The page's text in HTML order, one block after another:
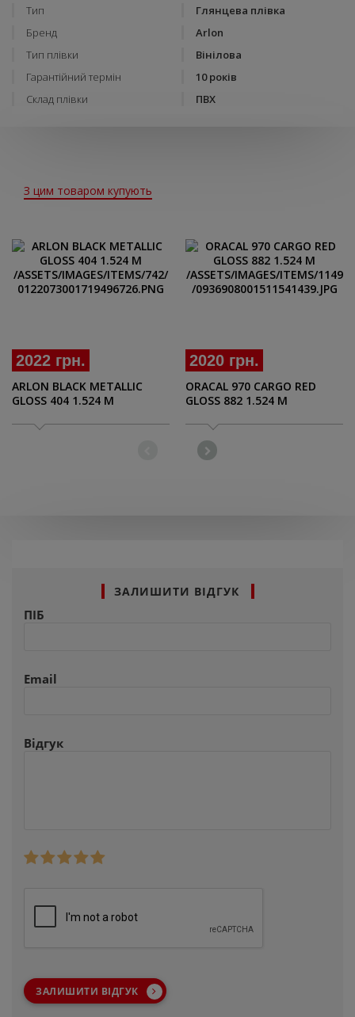
Тип
Глянцева плівка
Бренд
Arlon
Тип плівки
Вінілова
Гарантійний термін
10 років
Склад плівки
ПВХ
З цим товаром купують
2022 грн.
ARLON BLACK METALLIC
GLOSS 404 1.524 M
2020 грн.
ORACAL 970 CARGO RED
GLOSS 882 1.524 M
ЗАЛИШИТИ ВІДГУК
ПІБ
Email
Відгук
ЗАЛИШИТИ ВІДГУК